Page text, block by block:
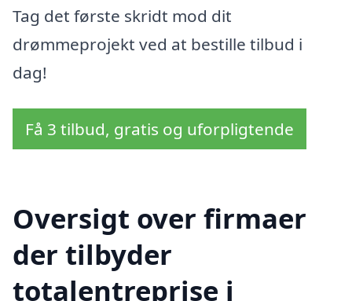
Tag det første skridt mod dit
drømmeprojekt ved at bestille tilbud i
dag!
Få 3 tilbud, gratis og uforpligtende
Oversigt over firmaer
der tilbyder
totalentreprise i